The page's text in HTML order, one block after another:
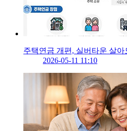
주택연금 개편, 실버타운 살
2026-05-11 11:10